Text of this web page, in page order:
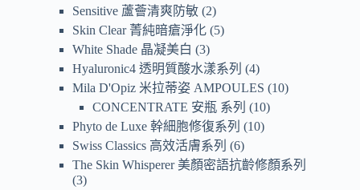
Sensitive 蘆薈清爽防敏 2
Skin Clear 菁純暗瘡淨化 5
White Shade 晶凝美白
3
Hyaluronic4 透明質酸水漾系列
4
Mila D'Opiz 米拉蒂姿 AMPOULES
10
CONCENTRATE 安瓶 系列
10
Phyto de Luxe 幹細胞修復系列
10
Swiss Classics 高效活膚系列
6
The Skin Whisperer 美顏密語抗齡修顏系列
3